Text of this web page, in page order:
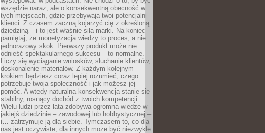
wszędzie naraz, ale o konsekwentną obecność w
tych miejscach, gdzie przebywają twoi potencjalni
klienci. Z czasem zaczną kojarzyć cię z określoną
dziedziną – i to jest właśnie siła marki. Na koniec
pamiętaj, że monetyzacja wiedzy to proces, a nie
jednorazowy skok. Pierwszy produkt może nie
odnieść spektakularnego sukcesu – to normalne.
Liczy się wyciąganie wniosków, słuchanie klientów,
doskonalenie materiałów. Z każdym kolejnym
krokiem będziesz coraz lepiej rozumieć, czego
potrzebuje twoja społeczność i jak możesz jej
pomóc. A wtedy naturalną konsekwencją stanie się
stabilny, rosnący dochód z twoich kompetencji.
Wielu ludzi przez lata zdobywa ogromną wiedzę w
jakiejś dziedzinie – zawodowej lub hobbystycznej –
i… zatrzymuje ją dla siebie. Tymczasem to, co dla
nas jest oczywiste, dla innych może być niezwykle